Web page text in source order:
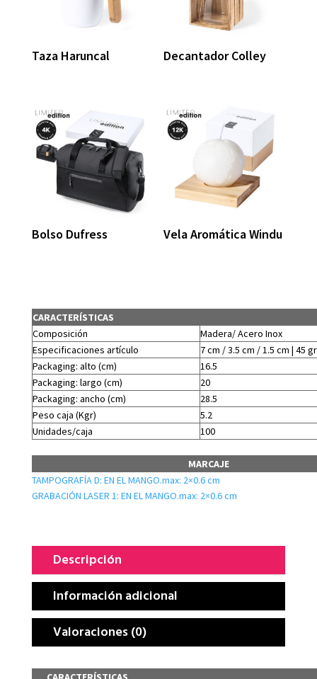
Taza Haruncal Decantador Colley
Bolso Dufress Vela Aromática Windu
CARACTERÍSTICAS
Composición
Madera/ Acero Inox
Especificaciones artículo
7 cm / 3.5 cm / 1.5 cm | 45 gr
Packaging: alto (cm)
16.5
Packaging: largo (cm)
20
Packaging: ancho (cm)
28.5
Peso caja (Kgr)
5.2
Unidades/caja
100
MARCAJE
TAMPOGRAFÍA D: EN EL MANGO.max: 2×0.6 cm
GRABACIÓN LASER 1: EN EL MANGO.max: 2×0.6 cm
Descripción
Información adicional
Valoraciones (0)